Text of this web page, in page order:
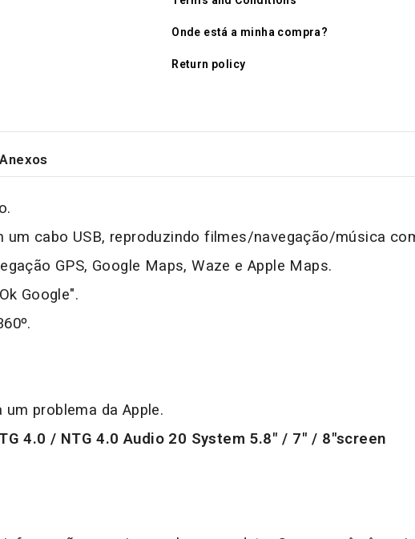
Onde está a minha compra?
Return policy
Anexos
um cabo USB, reproduzindo filmes/navegação/música
GPS, Google Maps, Waze e Apple Maps.
Google".
problema da Apple.
4.0 / NTG 4.0Audio 20 System 5.8" / 7" / 8"screen